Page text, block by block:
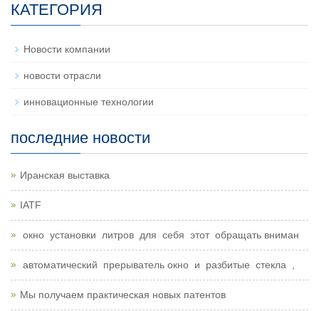
КАТЕГОРИЯ
Новости компании
новости отрасли
инновационные технологии
последние новости
Иранская выставка
IATF
окно установки литров для себя этот обращать вниман
автоматический прерыватель окно и разбитые стекла ,
Мы получаем практическая новых патентов